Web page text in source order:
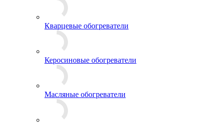
Кварцевые обогреватели
Керосиновые обогреватели
Масляные обогреватели